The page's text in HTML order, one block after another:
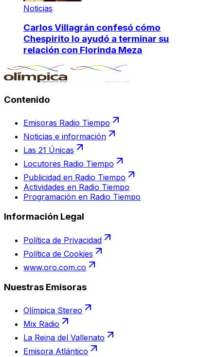
Noticias
Carlos Villagrán confesó cómo
Chespirito lo ayudó a terminar su
relación con Florinda Meza
Contenido
Emisoras Radio Tiempo
Noticias e información
Las 21 Únicas
Locutores Radio Tiempo
Publicidad en Radio Tiempo
Actividades en Radio Tiempo
Programación en Radio Tiempo
Información Legal
Política de Privacidad
Política de Cookies
www.oro.com.co
Nuestras Emisoras
Olímpica Stereo
Mix Radio
La Reina del Vallenato
Emisora Atlántico